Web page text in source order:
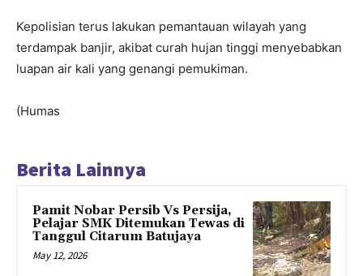
Kepolisian terus lakukan pemantauan wilayah yang
terdampak banjir, akibat curah hujan tinggi menyebabkan
luapan air kali yang genangi pemukiman.
(Humas
Berita Lainnya
Pamit Nobar Persib Vs Persija,
Pelajar SMK Ditemukan Tewas di
Tanggul Citarum Batujaya
May 12, 2026